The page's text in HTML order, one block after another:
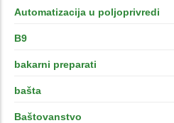
Automatizacija u poljoprivredi
B9
bakarni preparati
bašta
Baštovanstvo